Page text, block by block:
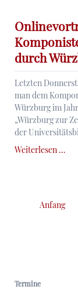
durch
Letzten
man dem
Würzburg im
„Würzburg zur
der
Weiterlesen …
Anfang
Termine